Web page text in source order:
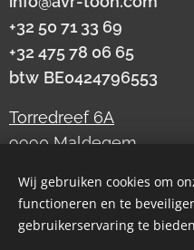
+32 50 71 33 69
+32 475 78 06 65
btw BE0424796553
Torredreef 6A
9990 Maldegem
Wij gebruiken cookies om
functioneren en te
gebruikerservaring te